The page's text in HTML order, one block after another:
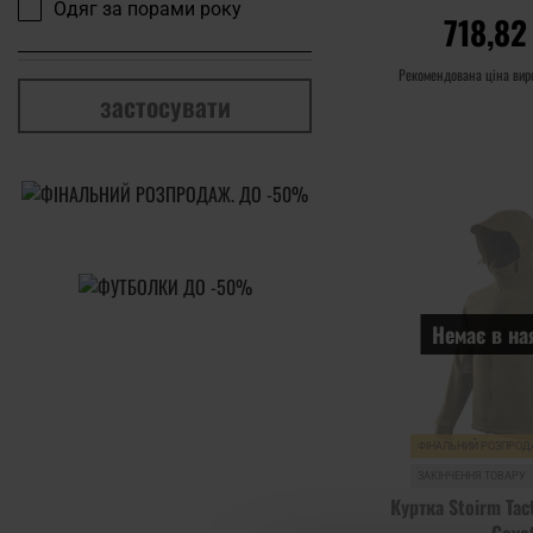
Одяг за порами року
застосувати
Рекомендована ціна
Немає в
ФІНАЛЬНИЙ
Куртка Stoirm